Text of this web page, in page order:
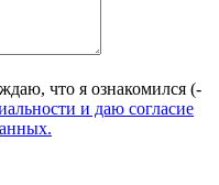
что я ознакомился (-
и даю согласие